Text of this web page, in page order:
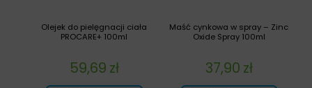
Maść cynkowa w spray – Zinc
Oxide Spray 100ml
37,90 zł
Olejek do pielęgnacji ciała
PROCARE+ 100ml
59,69 zł